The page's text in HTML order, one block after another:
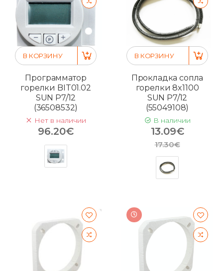
В КОРЗИНУ
Программатор
горелки BIT01.02
SUN P7/12
(36508532)
Нет в наличии
96.20€
В КОРЗИНУ
Прокладка сопла
горелки 8x1100
SUN P7/12
(55049108)
В наличии
13.09€
17.30€